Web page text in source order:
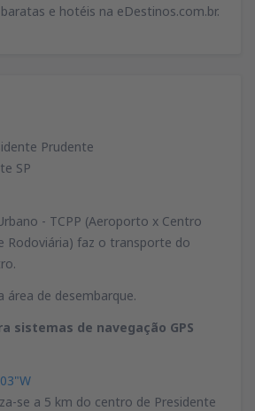
e hotéis na eDestinos.com.br.
Prudente
SP
- TCPP (Aeroporto x Centro
Rodoviária) faz o transporte do
área de desembarque.
sistemas de navegação GPS
se a 5 km do centro de Presidente